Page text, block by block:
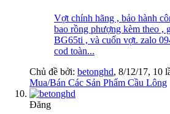
Vợt chính hãng , bảo hành
bao rồng phượng kèm theo ,
BG65ti , và cuốn vợt. zalo
cod toàn...
Chủ đề bởi: betonghd, 8/12/17, 10
Mua/Bán Các Sản Phẩm Cầu Lông
Đăng